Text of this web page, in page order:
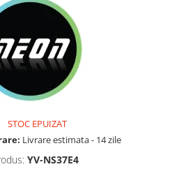
STOC EPUIZAT
Livrare estimata - 14 zile
YV-NS37E4